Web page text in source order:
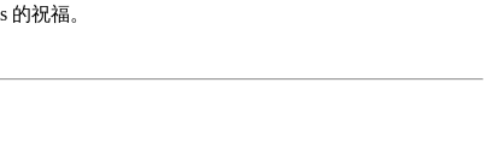
祝福。